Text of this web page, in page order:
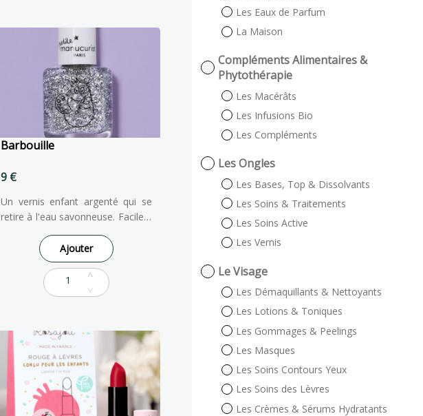
Barbouille
9 €
Un vernis enfant argenté qui se
retire à l'eau savonneuse. Facile à
appliquer et à enlever, notre
vernis à ongles pour enfants est
formulé à partir d'ingrédients
d'origine naturelle pour qu'ils
puissent faire comme les grands !
Ajouter
Les Eaux de Parfum
La Maison
Compléments Alimentaires &
Phytothérapie
Les Macérâts
Les Infusions Bio
Les Compléments
Les Ongles
Les Bases, Top & Dissolvants
Les Soins & Traitements
Les Soins Active
Les Vernis
Le Visage
Les Démaquillants & Nettoyants
Les Lotions & Toniques
Les Gommages & Peelings
Les Masques
Les Soins Contours Yeux
Les Soins des Lèvres
Les Crèmes & Sérums Hydratants